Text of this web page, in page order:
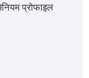
प्रोफाइल